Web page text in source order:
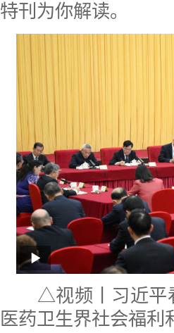
特刊为你解读。
△视频丨习近平看
医药卫生界社会福利